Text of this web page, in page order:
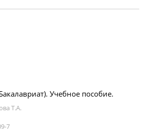
Учебное пособие.
Т.А.
7